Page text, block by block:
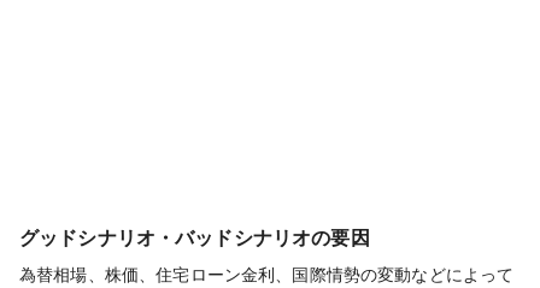
グッドシナリオ・バッドシナリオの要因
為替相場、株価、住宅ローン金利、国際情勢の変動などによって